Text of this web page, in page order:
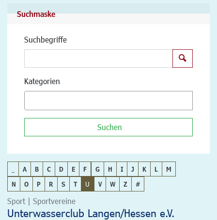
Suchmaske
Suchbegriffe
Kategorien
Suchen
A B C D E F G H I J K L
M
N
O P R S T U V W Z #
Sport | Sportvereine
Unterwasserclub Langen/Hessen e.V.